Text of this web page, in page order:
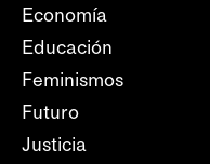
Economía
Educación
Feminismos
Futuro
Justicia